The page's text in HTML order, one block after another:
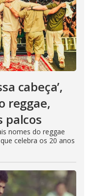
cabeça’,
reggae,
palcos
nomes do reggae
celebra os 20 anos